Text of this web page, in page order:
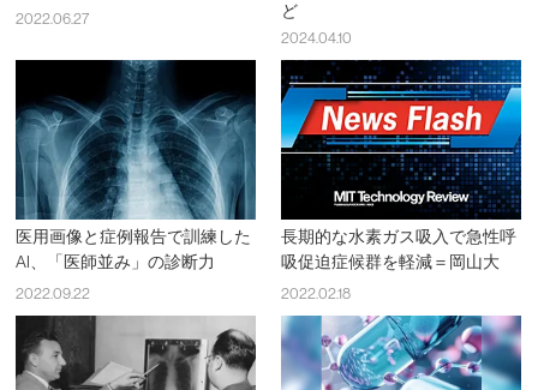
2022.06.27
ど
2024.04.10
医用画像と症例報告で訓練した
AI、「医師並み」の診断力
2022.09.22
長期的な水素ガス吸入で急性呼
吸促迫症候群を軽減＝岡山大
2022.02.18